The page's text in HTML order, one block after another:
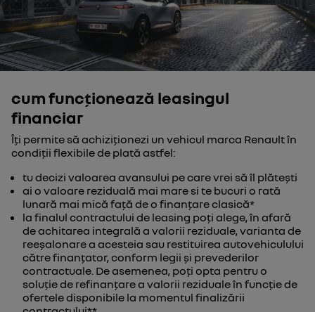
cum funcționează leasingul
financiar
Îți permite să achiziționezi un vehicul marca Renault în
condiții flexibile de plată astfel:
tu decizi valoarea avansului pe care vrei să îl plătești
ai o valoare reziduală mai mare si te bucuri o rată
lunară mai mică față de o finanțare clasică*
la finalul contractului de leasing poți alege, în afară
de achitarea integrală a valorii reziduale, varianta de
reeșalonare a acesteia sau restituirea autovehiculului
către finanțator, conform legii și prevederilor
contractuale. De asemenea, poți opta pentru o
soluție de refinanțare a valorii reziduale în funcție de
ofertele disponibile la momentul finalizării